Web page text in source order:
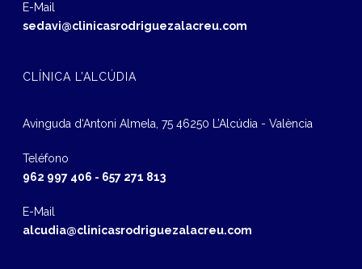
E-Mail
sedavi@clinicasrodriguezalacreu.com
CLÍNICA L’ALCÚDIA
Avinguda d‘Antoni Almela, 75 46250 L’Alcúdia - València
Teléfono
962 997 406 - 657 271 813
E-Mail
alcudia@clinicasrodriguezalacreu.com